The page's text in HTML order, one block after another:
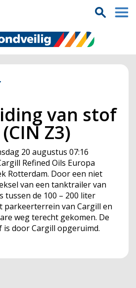
van stof
Z3)
20 augustus 07:16
Refined Oils Europa
Rotterdam. Door een niet
van een tanktrailer van
tussen de 100 – 200 liter
parkeerterrein van Cargill en
weg terecht gekomen. De
door Cargill opgeruimd.